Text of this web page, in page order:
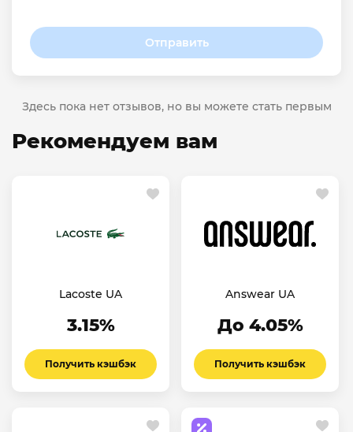
Отправить
Здесь пока нет отзывов, но вы можете стать первым
Рекомендуем вам
Lacoste UA
3.15%
Получить кэшбэк
Answear UA
До 4.05%
Получить кэшбэк